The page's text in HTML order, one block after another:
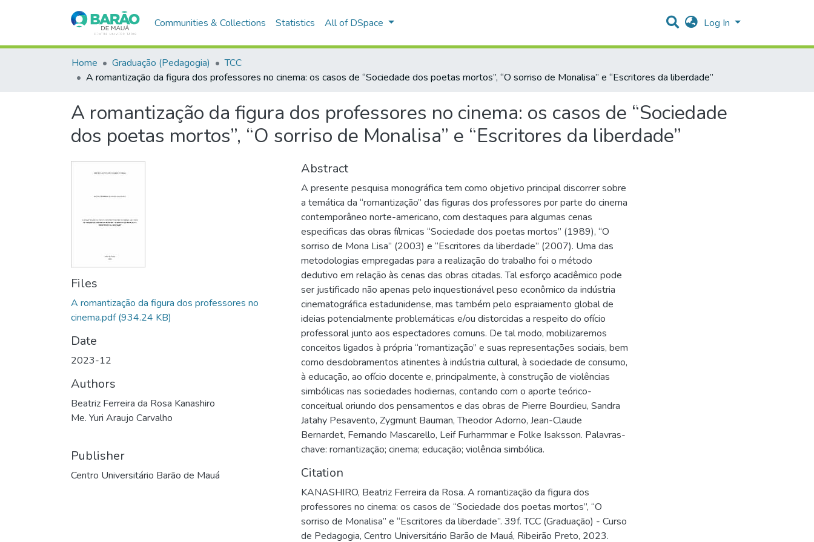
Communities & Collections Statistics All of DSpace Log In
Home Graduação (Pedagogia)
TCC
A romantização da figura dos professores no cinema: os casos de “Sociedade dos poetas mortos”, “O sorriso de Monalisa” e “Escritores da liberdade”
A romantização da figura dos professores no cinema: os casos de “Sociedade
dos poetas mortos”, “O sorriso de Monalisa” e “Escritores da liberdade”
Files
A romantização da figura dos professores no
cinema.pdf (934.24 KB)
Date
2023-12
Authors
Beatriz Ferreira da Rosa Kanashiro
Me. Yuri Araujo Carvalho
Publisher
Centro Universitário Barão de Mauá
Abstract
A presente pesquisa monográfica tem como objetivo principal discorrer sobre
a temática da “romantização” das figuras dos professores por parte do cinema
contemporâneo norte-americano, com destaques para algumas cenas
especificas das obras fílmicas “Sociedade dos poetas mortos” (1989), “O
sorriso de Mona Lisa” (2003) e “Escritores da liberdade” (2007). Uma das
metodologias empregadas para a realização do trabalho foi o método
dedutivo em relação às cenas das obras citadas. Tal esforço acadêmico pode
ser justificado não apenas pelo inquestionável peso econômico da indústria
cinematográfica estadunidense, mas também pelo espraiamento global de
ideias potencialmente problemáticas e/ou distorcidas a respeito do ofício
professoral junto aos espectadores comuns. De tal modo, mobilizaremos
conceitos ligados à própria “romantização” e suas representações sociais, bem
como desdobramentos atinentes à indústria cultural, à sociedade de consumo,
à educação, ao ofício docente e, principalmente, à construção de violências
simbólicas nas sociedades hodiernas, contando com o aporte teórico-
conceitual oriundo dos pensamentos e das obras de Pierre Bourdieu, Sandra
Jatahy Pesavento, Zygmunt Bauman, Theodor Adorno, Jean-Claude
Bernardet, Fernando Mascarello, Leif Furharmmar e Folke Isaksson. Palavras-
chave: romantização; cinema; educação; violência simbólica.
Citation
KANASHIRO, Beatriz Ferreira da Rosa. A romantização da figura dos
professores no cinema: os casos de “Sociedade dos poetas mortos”, “O
sorriso de Monalisa” e “Escritores da liberdade”. 39f. TCC (Graduação) - Curso
de Pedagogia, Centro Universitário Barão de Mauá, Ribeirão Preto, 2023.